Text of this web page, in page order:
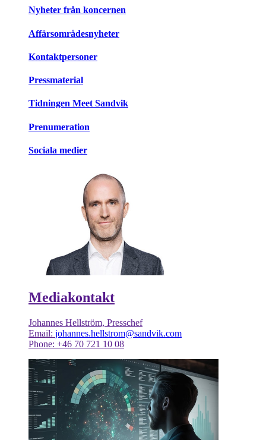
Nyheter från koncernen
Affärsområdesnyheter
Kontaktpersoner
Pressmaterial
Tidningen Meet Sandvik
Prenumeration
Sociala medier
Mediakontakt
Johannes Hellström, Presschef
Email: johannes.hellstrom@sandvik.com
Phone: +46 70 721 10 08